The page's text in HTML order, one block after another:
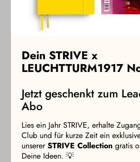
Dein STRIVE x
LEUCHTTURM1917
Jetzt geschenkt zum
Abo
Lies ein Jahr STRIVE, erhalte
Club und für kurze Zeit ein
unsererSTRIVE Collection gratis
Deine Ideen. 💡